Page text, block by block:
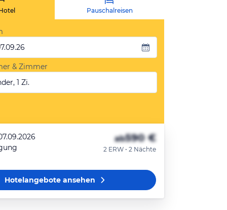
Pauschalreisen
& Zimmer
1 Zi.
ab590 €
2 ERW • 2 Nächte
Hotelangeboteansehen